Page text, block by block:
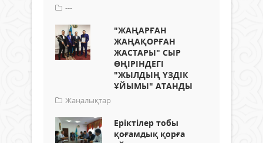
---
"ЖАҢАРҒАН
ЖАҢАҚОРҒАН
ЖАСТАРЫ" СЫР
ӨҢІРІНДЕГІ
"ЖЫЛДЫҢ ҮЗДІК
ҰЙЫМЫ" АТАНДЫ
Жаңалықтар
Еріктілер тобы
қоғамдық қорға